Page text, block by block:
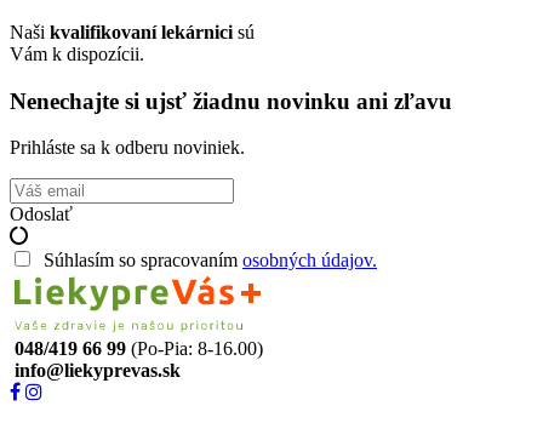
Naši kvalifikovaní lekárnici sú
Vám k dispozícii.
Nenechajte si ujsť žiadnu novinku ani zľavu
Prihláste sa k odberu noviniek.
Odoslať
Súhlasím so spracovaním osobných údajov.
048/419 66 99 (Po-Pia: 8-16.00)
info@liekyprevas.sk